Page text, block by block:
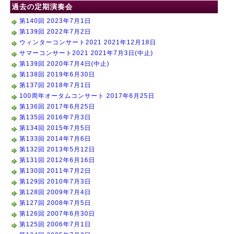
過去の定期演奏会
第140回 2023年7月1日
第139回 2022年7月2日
ウィンターコンサート2021 2021年12月18日
サマーコンサート2021 2021年7月3日(中止)
第139回 2020年7月4日(中止)
第138回 2019年6月30日
第137回 2018年7月1日
100周年オータムコンサート 2017年6月25日
第136回 2017年6月25日
第135回 2016年7月3日
第134回 2015年7月5日
第133回 2014年7月6日
第132回 2013年5月12日
第131回 2012年6月16日
第130回 2011年7月2日
第129回 2010年7月3日
第128回 2009年7月4日
第127回 2008年7月5日
第126回 2007年6月30日
第125回 2006年7月1日